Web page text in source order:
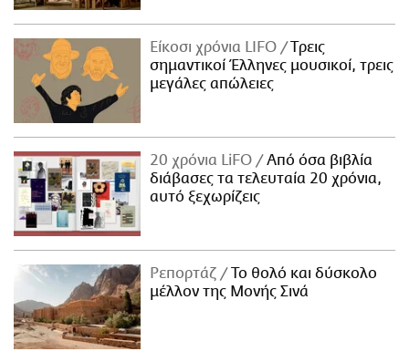
Είκοσι χρόνια LIFO
Tρεις
σημαντικοί Έλληνες μουσικοί, τρεις
μεγάλες απώλειες
20 χρόνια LiFO
Από όσα βιβλία
διάβασες τα τελευταία 20 χρόνια,
αυτό ξεχωρίζεις
Ρεπορτάζ
Το θολό και δύσκολο
μέλλον της Μονής Σινά